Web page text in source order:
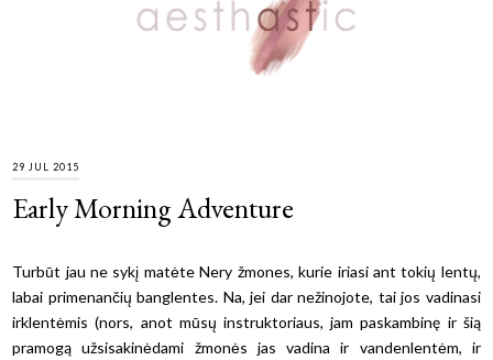
29 JUL 2015
Early Morning Adventure
Turbūt jau ne sykį matėte Nery žmones, kurie iriasi ant tokių lentų,
labai primenančių banglentes. Na, jei dar nežinojote, tai jos vadinasi
irklentėmis (nors, anot mūsų instruktoriaus, jam paskambinę ir šią
pramogą užsisakinėdami žmonės jas vadina ir vandenlentėm, ir